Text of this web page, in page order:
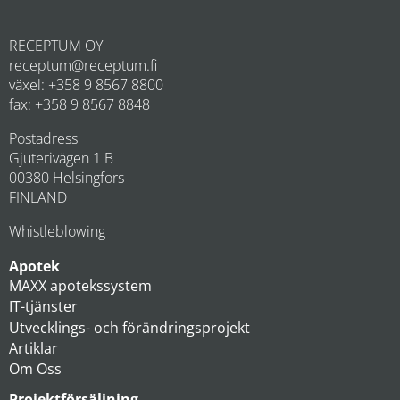
RECEPTUM OY
receptum@receptum.fi
växel: +358 9 8567 8800
fax: +358 9 8567 8848
Postadress
Gjuterivägen 1 B
00380 Helsingfors
FINLAND
Whistleblowing
Apotek
MAXX apotekssystem
IT-tjänster
Utvecklings- och förändringsprojekt
Artiklar
Om Oss